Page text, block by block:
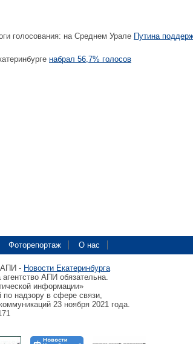
голосования: на Среднем Урале Путина
набрал 56,7% голосов
Фоторепортаж О нас
АПИ - Новости Екатеринбурга
АПИ обязательна.
информации»
по надзору в сфере связи,
23 ноября 2021 года.